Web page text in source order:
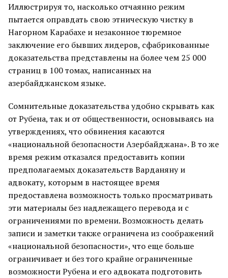
Иллюстрируя то, насколько отчаянно режим
пытается оправдать свою этническую чистку в
Нагорном Карабахе и незаконное тюремное
заключение его бывших лидеров, сфабрикованные
доказательства представлены на более чем 25 000
страниц в 100 томах, написанных на
азербайджанском языке.
Сомнительные доказательства удобно скрывать как
от Рубена, так и от общественности, основываясь на
утверждениях, что обвинения касаются
«национальной безопасности Азербайджана». В то же
время режим отказался предоставить копии
предполагаемых доказательств Варданяну и
адвокату, которым в настоящее время
предоставлена возможность только просматривать
эти материалы без надлежащего перевода и с
ограничениями по времени. Возможность делать
записи и заметки также ограничена из соображений
«национальной безопасности», что еще больше
ограничивает и без того крайне ограниченные
возможности Рубена и его адвоката подготовить